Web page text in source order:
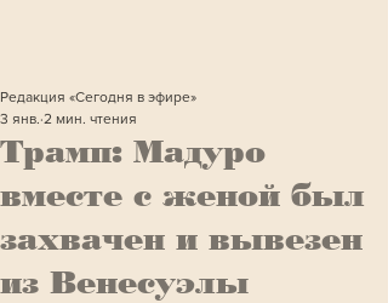
Трамп: Мадуро
вместе с женой был
захвачен и вывезен
из Венесуэлы
Редакция «Сегодня в эфире»
3 янв. 2 мин. чтения